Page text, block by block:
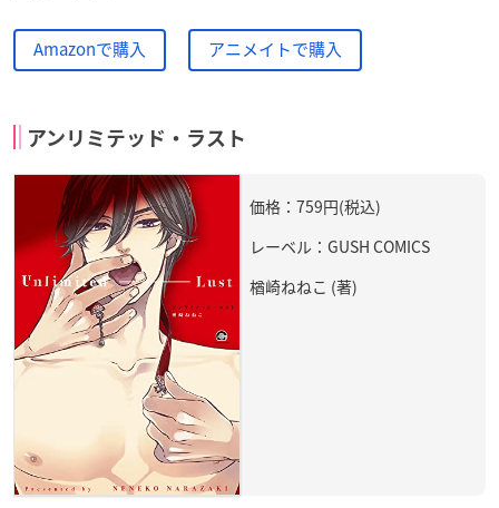
Amazonで購入 アニメイトで購入
アンリミテッド・ラスト
価格：759円(税込)
レーベル：GUSH COMICS
楢崎ねねこ (著)